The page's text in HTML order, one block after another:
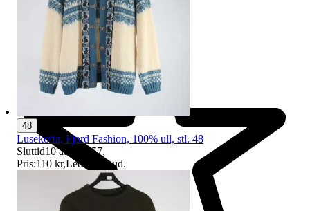
48
Lusekofta, Fjord Fashion, 100% ull, stl. 48
Sluttid10 aug 18:57.
Pris:110 kr,Ledande bud.